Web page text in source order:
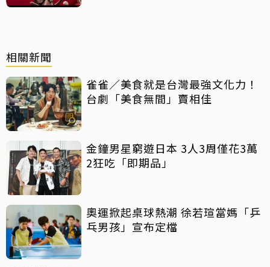
相關新聞
雀雀／美食就是台灣最強文化力！
台劇「美食無間」賣相佳
金鐘男星窮遊日本 3人3周僅花3萬
2狂吃「即期品」
奧運掀起桌球熱潮 徐若瑄當媽「乒
乓男孩」宣布定檔